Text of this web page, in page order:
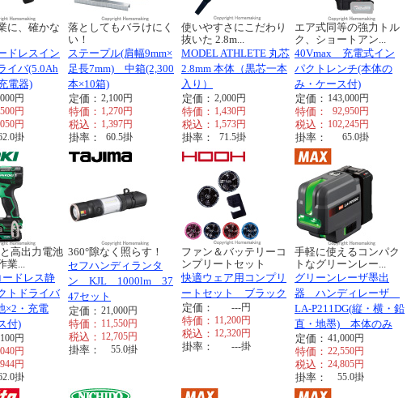
に、確かな
ドレスイン
イバ(5.0Ah
電器)
円
円
円
掛
落としてもバラけにく
い！
ステープル(肩幅9mm×
足長7mm) 中箱(2,300
本×10箱)
定価： 2,100円
特価： 1,270円
税込： 1,397円
掛率： 60.5掛
使いやすさにこだわり
抜いた 2.8m...
MODEL ATHLETE 丸芯
2.8mm 本体（黒芯一本
入り）
定価： 2,000円
特価： 1,430円
税込： 1,573円
掛率： 71.5掛
エア式同等の強力トル
ク、ショートアン...
40Vmax 充電式イン
パクトレンチ(本体の
み・ケース付)
定価： 143,000円
特価： 92,950円
税込： 102,245円
掛率： 65.0掛
高出力電池
業...
ドレス静
トドライバ
×2・充電
付)
円
円
円
掛
360°隙なく照らす！
セフハンディランタ
ン KJL 1000lm 37
47セット
定価： 21,000円
特価： 11,550円
税込： 12,705円
掛率： 55.0掛
ファン＆バッテリーコ
ンプリートセット
快適ウェア用コンプリ
ートセット ブラック
定価：
---円
特価： 11,200円
税込： 12,320円
掛率： ---掛
手軽に使えるコンパク
トなグリーンレー...
グリーンレーザ墨出
器 ハンディレーザ
LA-P211DG(縦・横・鉛
直・地墨) 本体のみ
定価： 41,000円
特価： 22,550円
税込： 24,805円
掛率： 55.0掛